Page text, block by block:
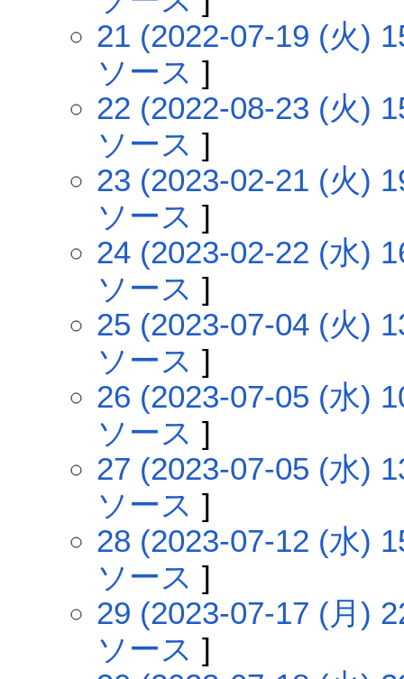
21 (2022-07-19 (火)
ソース ]
22 (2022-08-23 (火)
ソース ]
23 (2023-02-21 (火)
ソース ]
24 (2023-02-22 (水)
ソース ]
25 (2023-07-04 (火)
ソース ]
26 (2023-07-05 (水)
ソース ]
27 (2023-07-05 (水)
ソース ]
28 (2023-07-12 (水)
ソース ]
29 (2023-07-17 (月)
ソース ]